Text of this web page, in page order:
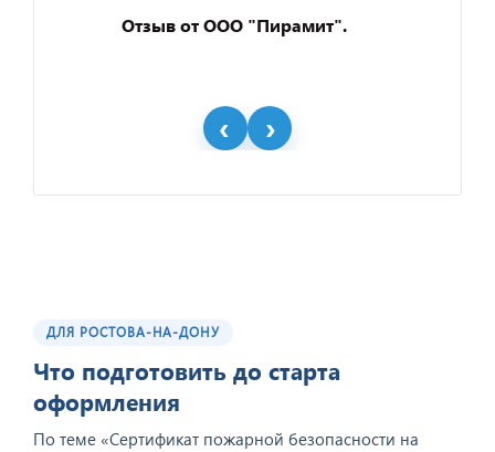
Отзыв от ООО "Пирамит".
Отзыв от представителя
ДЛЯ РОСТОВА-НА-ДОНУ
Что подготовить до старта
оформления
По теме «Сертификат пожарной безопасности на